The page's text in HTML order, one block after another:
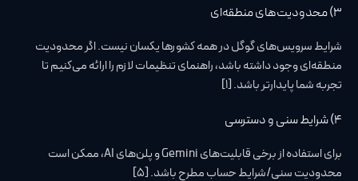
۳) محدودیت‌های منطقه‌ای
شرایط سرویس‌های گوگل در همه کشورها یکسان نیست. اگر محدودیت
منطقه‌ای وجود داشته باشد، راهنمای تنظیمات لازم را ارائه می‌کنیم تا
تجربه شما پایدارتر باشد. [1]
۴) شرایط سنی و دسترسی
برای استفاده از برخی قابلیت‌های Gemini و پلن‌های AI، ممکن است
محدودیت سنی/شرایط حساب مطرح باشد. [5]